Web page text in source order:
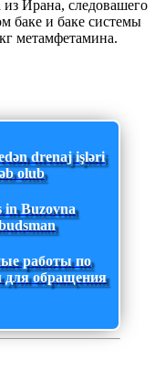
Ирана, следовашего
баке и баке системы
метамфетамина.
drenaj işləri
olub
in Buzovna
работы по
для обращения